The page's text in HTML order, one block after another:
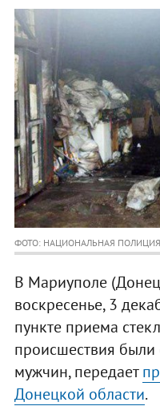
ФОТО: НАЦИОНАЛЬНАЯ
В Мариуполе
воскресенье, 3
пункте приема
происшествия
мужчин, передает
Донецкой области.